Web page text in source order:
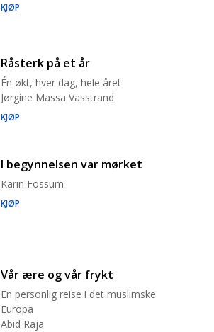
KJØP
Råsterk på et år
Én økt, hver dag, hele året
Jørgine Massa Vasstrand
KJØP
I begynnelsen var mørket
Karin Fossum
KJØP
Vår ære og vår frykt
En personlig reise i det muslimske
Europa
Abid Raja